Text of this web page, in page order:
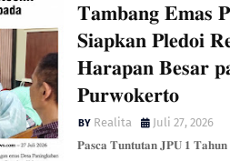
𝐓𝐚𝐦𝐛𝐚𝐧𝐠 𝐄𝐦𝐚𝐬
𝐒𝐢𝐚𝐩𝐤𝐚𝐧 𝐏𝐥𝐞𝐝𝐨𝐢
𝐇𝐚𝐫𝐚𝐩𝐚𝐧 𝐁𝐞𝐬𝐚𝐫
𝐏𝐮𝐫𝐰𝐨𝐤𝐞𝐫𝐭𝐨
Realita
Juli 27, 2026
​𝐏𝐚𝐬𝐜𝐚 𝐓𝐮𝐧𝐭𝐮𝐭𝐚𝐧 𝐉𝐏𝐔 𝟏